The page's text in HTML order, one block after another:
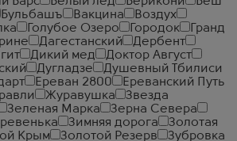
Бульбашъ Вакцина
Воздух
Голубое Озеро Городок
Гранд
Дагестанский
Дербент
Дикий мед
Доктор Август
Дугладзе
Душевный Тбилиси
Ереван 2800
Ереванский Путь
Журавушка
Звезда
Зеленая Марка
Зерна Севера
Зимняя дорога
Золотая
Крым Золотой Резерв
Зубровка